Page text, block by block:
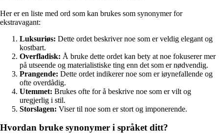
Her er en liste med ord som kan brukes som synonymer for
ekstravagant:
Luksuriøs: Dette ordet beskriver noe som er veldig elegant og
kostbart.
Overfladisk: Å bruke dette ordet kan bety at noe fokuserer mer
på utseende og materialistiske ting enn det som er nødvendig.
Prangende: Dette ordet indikerer noe som er iøynefallende og
ofte overdådig.
Utemmet: Brukes ofte for å beskrive noe som er vilt og
uregjerlig i stil.
Storslagen: Viser til noe som er stort og imponerende.
Hvordan bruke synonymer i språket ditt?